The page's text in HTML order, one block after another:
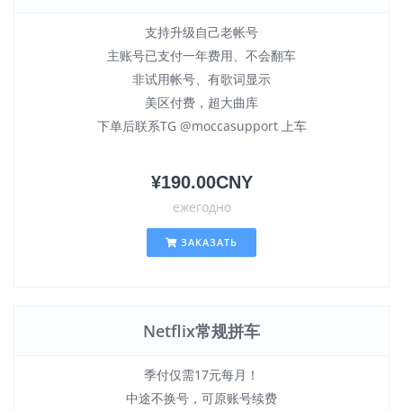
支持升级自己老帐号
主账号已支付一年费用、不会翻车
非试用帐号、有歌词显示
美区付费，超大曲库
下单后联系TG @moccasupport 上车
¥190.00CNY
ежегодно
ЗАКАЗАТЬ
Netflix常规拼车
季付仅需17元每月！
中途不换号，可原账号续费